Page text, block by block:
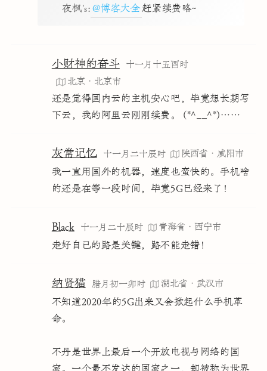
夜枫's: @博客大全赶紧续费咯~
小财神的奋斗 十一月十五酉时
北京·北京市
还是觉得国内云的主机安心吧，毕竟想长期写
下云，我的阿里云刚刚续费。 (*^__^*)……
灰常记忆 十一月二十辰时
陕西省·咸阳市
我一直用国外的机器，速度也蛮快的。手机啥
的还是在等一段时间，毕竟5G已经来了！
Black 十一月二十辰时
青海省·西宁市
走好自己的路是关键，路不能走错！
纳贤猫 腊月初一卯时
湖北省·武汉市
不知道2020年的5G出来又会掀起什么手机革
命。
不丹是世界上最后一个开放电视与网络的国